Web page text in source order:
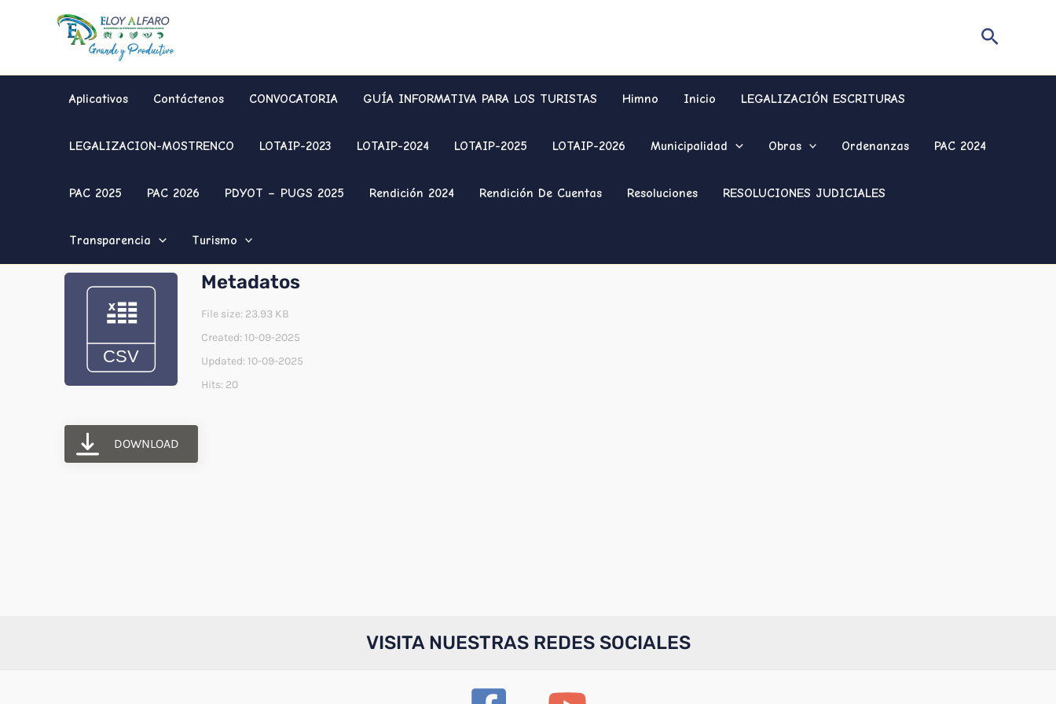
Buscar
Aplicativos Contáctenos CONVOCATORIA GUÍA INFORMATIVA PARA LOS TURISTAS Himno Inicio LEGALIZACIÓN ESCRITURAS
LEGALIZACION-MOSTRENCO LOTAIP-2023 LOTAIP-2024 LOTAIP-2025 LOTAIP-2026 Municipalidad Obras Ordenanzas PAC 2024
PAC 2025 PAC 2026 PDYOT – PUGS 2025 Rendición 2024 Rendición De Cuentas Resoluciones RESOLUCIONES JUDICIALES
Transparencia Turismo
Metadatos
File size: 23.93 KB
Created: 10-09-2025
Updated: 10-09-2025
Hits: 20
DOWNLOAD
VISITA NUESTRAS REDES SOCIALES